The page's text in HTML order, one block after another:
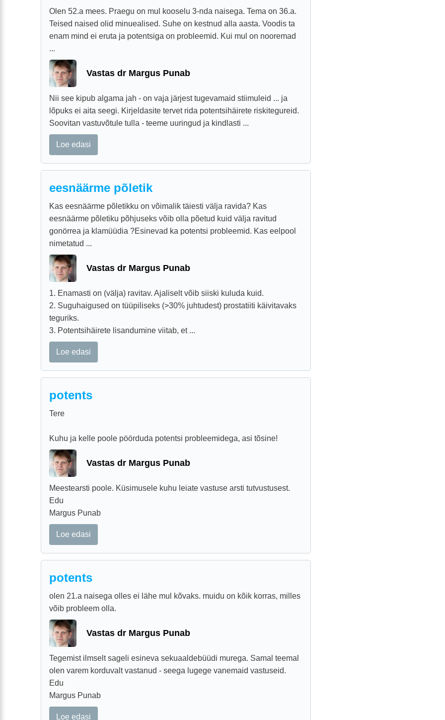
Olen 52.a mees. Praegu on mul kooselu 3-nda naisega. Tema on 36.a.
Teised naised olid minuealised. Suhe on kestnud alla aasta. Voodis ta
enam mind ei eruta ja potentsiga on probleemid. Kui mul on nooremad
...
Vastas dr Margus Punab
Nii see kipub algama jah - on vaja järjest tugevamaid stiimuleid ... ja
lõpuks ei aita seegi. Kirjeldasite tervet rida potentsihäirete riskitegureid.
Soovitan vastuvõtule tulla - teeme uuringud ja kindlasti ...
Loe edasi
eesnäärme põletik
Kas eesnäärme põletikku on võimalik täiesti välja ravida? Kas
eesnäärme põletiku põhjuseks võib olla põetud kuid välja ravitud
gonörrea ja klamüüdia ?Esinevad ka potentsi probleemid. Kas eelpool
nimetatud ...
Vastas dr Margus Punab
1. Enamasti on (välja) ravitav. Ajaliselt võib siiski kuluda kuid.
2. Suguhaigused on tüüpiliseks (>30% juhtudest) prostatiiti käivitavaks
teguriks.
3. Potentsihäirete lisandumine viitab, et ...
Loe edasi
potents
Tere
Kuhu ja kelle poole pöörduda potentsi probleemidega, asi tõsine!
Vastas dr Margus Punab
Meestearsti poole. Küsimusele kuhu leiate vastuse arsti tutvustusest.
Edu
Margus Punab
Loe edasi
potents
olen 21.a naisega olles ei lähe mul kõvaks. muidu on kõik korras, milles
võib probleem olla.
Vastas dr Margus Punab
Tegemist ilmselt sageli esineva sekuaaldebüüdi murega. Samal teemal
olen varem korduvalt vastanud - seega lugege vanemaid vastuseid.
Edu
Margus Punab
Loe edasi